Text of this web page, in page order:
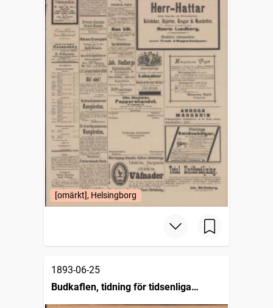
[omärkt], Helsingborg
1893-06-25
Budkaflen, tidning för tidsenliga